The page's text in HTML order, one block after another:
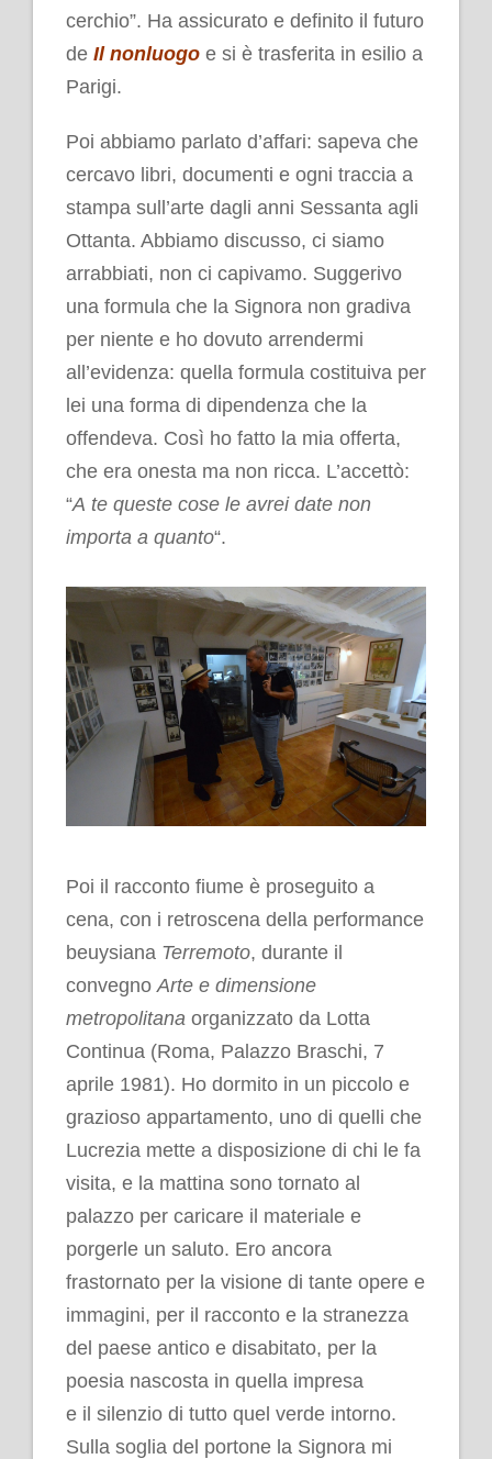
cerchio”. Ha assicurato e definito il futuro
de Il nonluogo e si è trasferita in esilio a
Parigi.
Poi abbiamo parlato d’affari: sapeva che
cercavo libri, documenti e ogni traccia a
stampa sull’arte dagli anni Sessanta agli
Ottanta. Abbiamo discusso, ci siamo
arrabbiati, non ci capivamo. Suggerivo
una formula che la Signora non gradiva
per niente e ho dovuto arrendermi
all’evidenza: quella formula costituiva per
lei una forma di dipendenza che la
offendeva. Così ho fatto la mia offerta,
che era onesta ma non ricca. L’accettò:
“A te queste cose le avrei date non
importa a quanto“.
Poi il racconto fiume è proseguito a
cena, con i retroscena della performance
beuysiana Terremoto, durante il
convegno Arte e dimensione
metropolitana organizzato da Lotta
Continua (Roma, Palazzo Braschi, 7
aprile 1981). Ho dormito in un piccolo e
grazioso appartamento, uno di quelli che
Lucrezia mette a disposizione di chi le fa
visita, e la mattina sono tornato al
palazzo per caricare il materiale e
porgerle un saluto. Ero ancora
frastornato per la visione di tante opere e
immagini, per il racconto e la stranezza
del paese antico e disabitato, per la
poesia nascosta in quella impresa
e il silenzio di tutto quel verde intorno.
Sulla soglia del portone la Signora mi